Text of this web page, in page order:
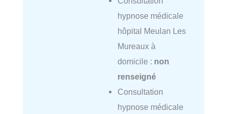
hypnose médicale
hôpital Meulan Les
Mureaux à
domicile : non
renseigné
Consultation
hypnose médicale